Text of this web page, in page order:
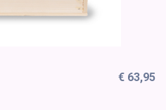
€ 63,95